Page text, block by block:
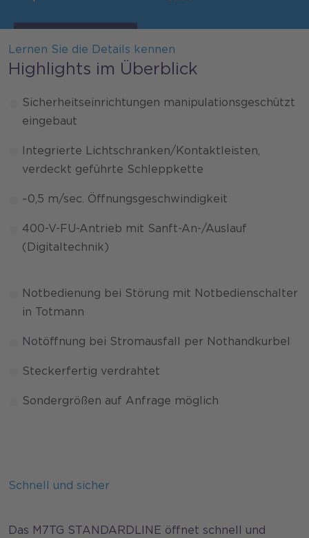
Lernen Sie die Details kennen
Highlights im Überblick
Sicherheitseinrichtungen manipulationsgeschützt
eingebaut
Integrierte Lichtschranken/Kontaktleisten,
verdeckt geführte Schleppkette
~0,5 m/sec. Öffnungsgeschwindigkeit
400-V-FU-Antrieb mit Sanft-An-/Auslauf
(Digitaltechnik)
Notbedienung bei Störung mit Notbedienschalter
in Totmann
Notöffnung bei Stromausfall per Nothandkurbel
Steckerfertig verdrahtet
Sondergrößen auf Anfrage möglich
Schnell und sicher
Das M7TG STANDARDLINE öffnet schnell und